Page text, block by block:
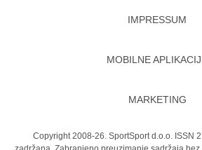
IMPRESSUM
MOBILNE
MARKETING
Copyright 2008-26. SportSport d.o.o. ISSN